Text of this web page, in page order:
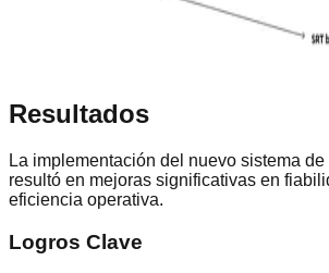
Resultados
La implementación del nuevo sistema
resultó en mejoras significativas en
eficiencia operativa.
Logros Clave